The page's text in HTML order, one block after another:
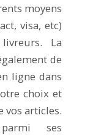
moyens
visa, etc)
La
de
ligne dans
choix et
vos articles.
ses